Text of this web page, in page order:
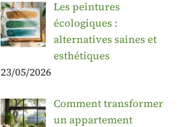
Les peintures
écologiques :
alternatives saines et
esthétiques
23/05/2026
Comment transformer
un appartement